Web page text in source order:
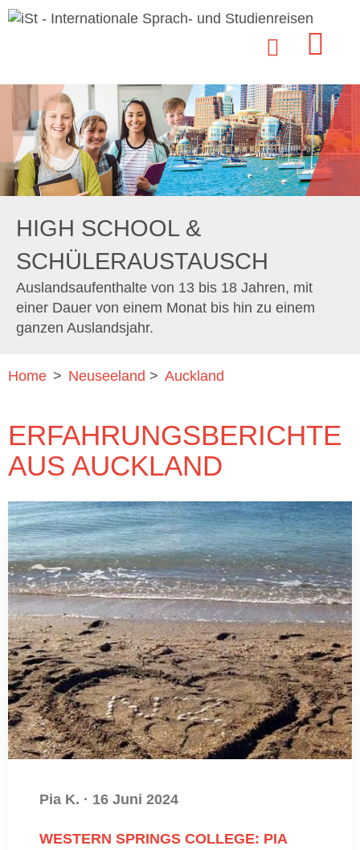
HIGH SCHOOL &
SCHÜLERAUSTAUSCH
Auslandsaufenthalte von 13 bis 18 Jahren, mit
einer Dauer von einem Monat bis hin zu einem
ganzen Auslandsjahr.
Home > Neuseeland > Auckland
ERFAHRUNGSBERICHTE
AUS AUCKLAND
Pia K. · 16 Juni 2024
WESTERN SPRINGS COLLEGE: PIA